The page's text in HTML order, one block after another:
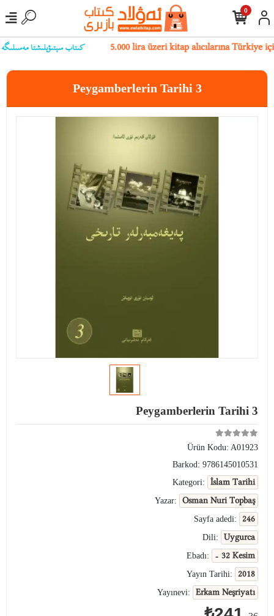
كىتاب سېتىۋېلىشتا مەسىلىگە 5.000 lira üzeri kitap alıcılarına
0
Peygamberlerin Tarihi 3
Peygamberlerin Tarihi 3
Ürün Kodu: A01923
Barkod: 9786145010531
Kategori:
İslam Tarihi
Yazar: Osman Nuri Topbaş
Sayfa adedi: 246
Dili: Uygurca
Ebadı: - 32 Kesim
Yayın Tarihi: 2018
Yayınevi: Erkam Neşriyatı